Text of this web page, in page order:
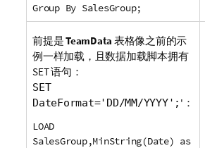
Group By SalesGroup;
前提是TeamData 表格像之前的示
例一样加载，且数据加载脚本拥有
SET语句：
SET
DateFormat='DD/MM/YYYY'; '：
LOAD
SalesGroup,MinString(Date) as